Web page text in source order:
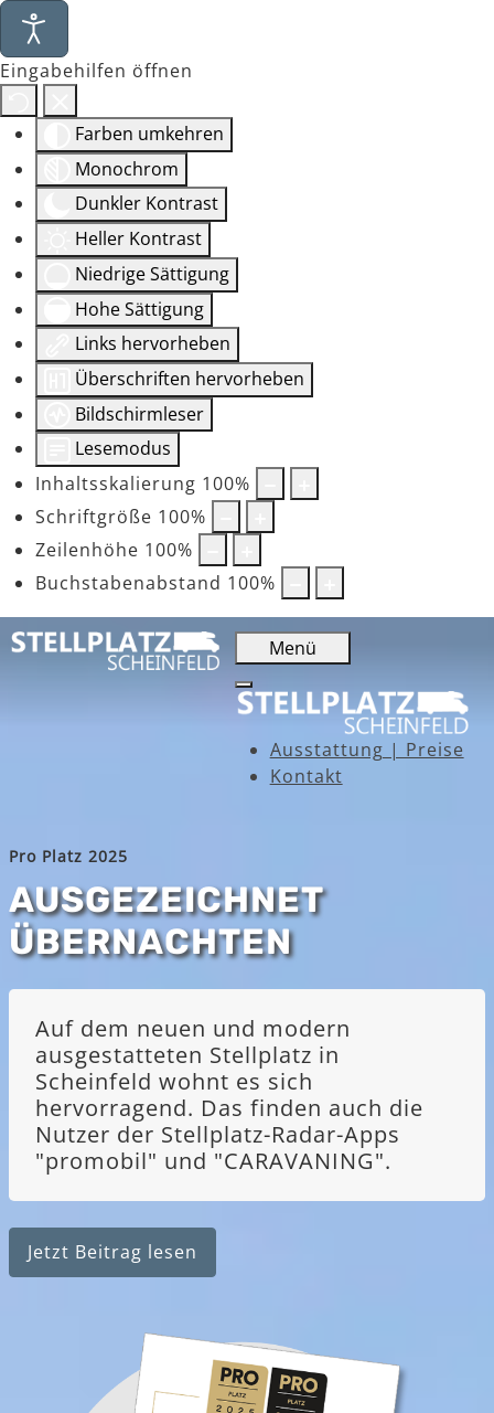
Eingabehilfen öffnen
Farben umkehren
Monochrom
Dunkler Kontrast
Heller Kontrast
Niedrige Sättigung
Hohe Sättigung
Links hervorheben
Überschriften hervorheben
Bildschirmleser
Lesemodus
Inhaltsskalierung 100%
Schriftgröße 100%
Zeilenhöhe 100%
Buchstabenabstand 100%
Menü
Ausstattung | Preise
Kontakt
Pro Platz 2025
AUSGEZEICHNET
ÜBERNACHTEN
Auf dem neuen und modern
ausgestatteten Stellplatz in
Scheinfeld wohnt es sich
hervorragend. Das finden auch die
Nutzer der Stellplatz-Radar-Apps
"promobil" und "CARAVANING".
Jetzt Beitrag lesen